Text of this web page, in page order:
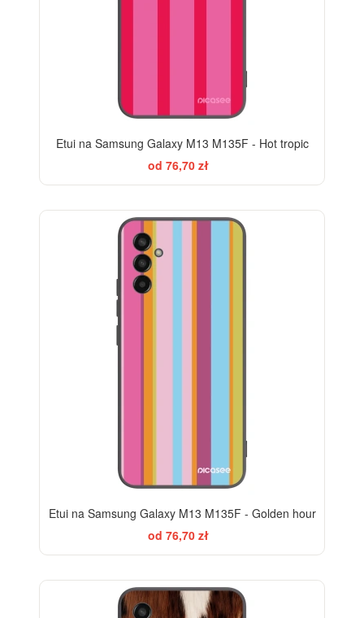
Etui na Samsung Galaxy M13 M135F - Hot tropic
od 76,70 zł
Etui na Samsung Galaxy M13 M135F - Golden hour
od 76,70 zł